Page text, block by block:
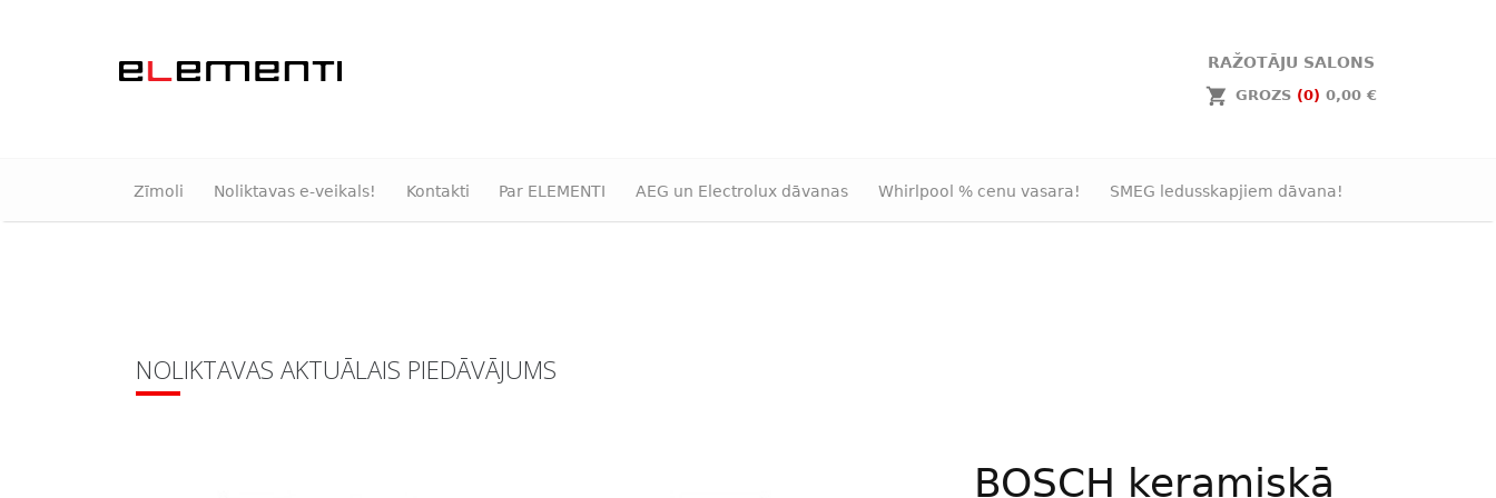
RAŽOTĀJU SALONS
GROZS (0) 0,00 €
Zīmoli Noliktavas e-veikals! Kontakti Par ELEMENTI AEG un Electrolux dāvanas Whirlpool % cenu vasara! SMEG ledusskapjiem dāvana!
NOLIKTAVAS AKTUĀLAIS PIEDĀVĀJUMS
BOSCH keramiskā